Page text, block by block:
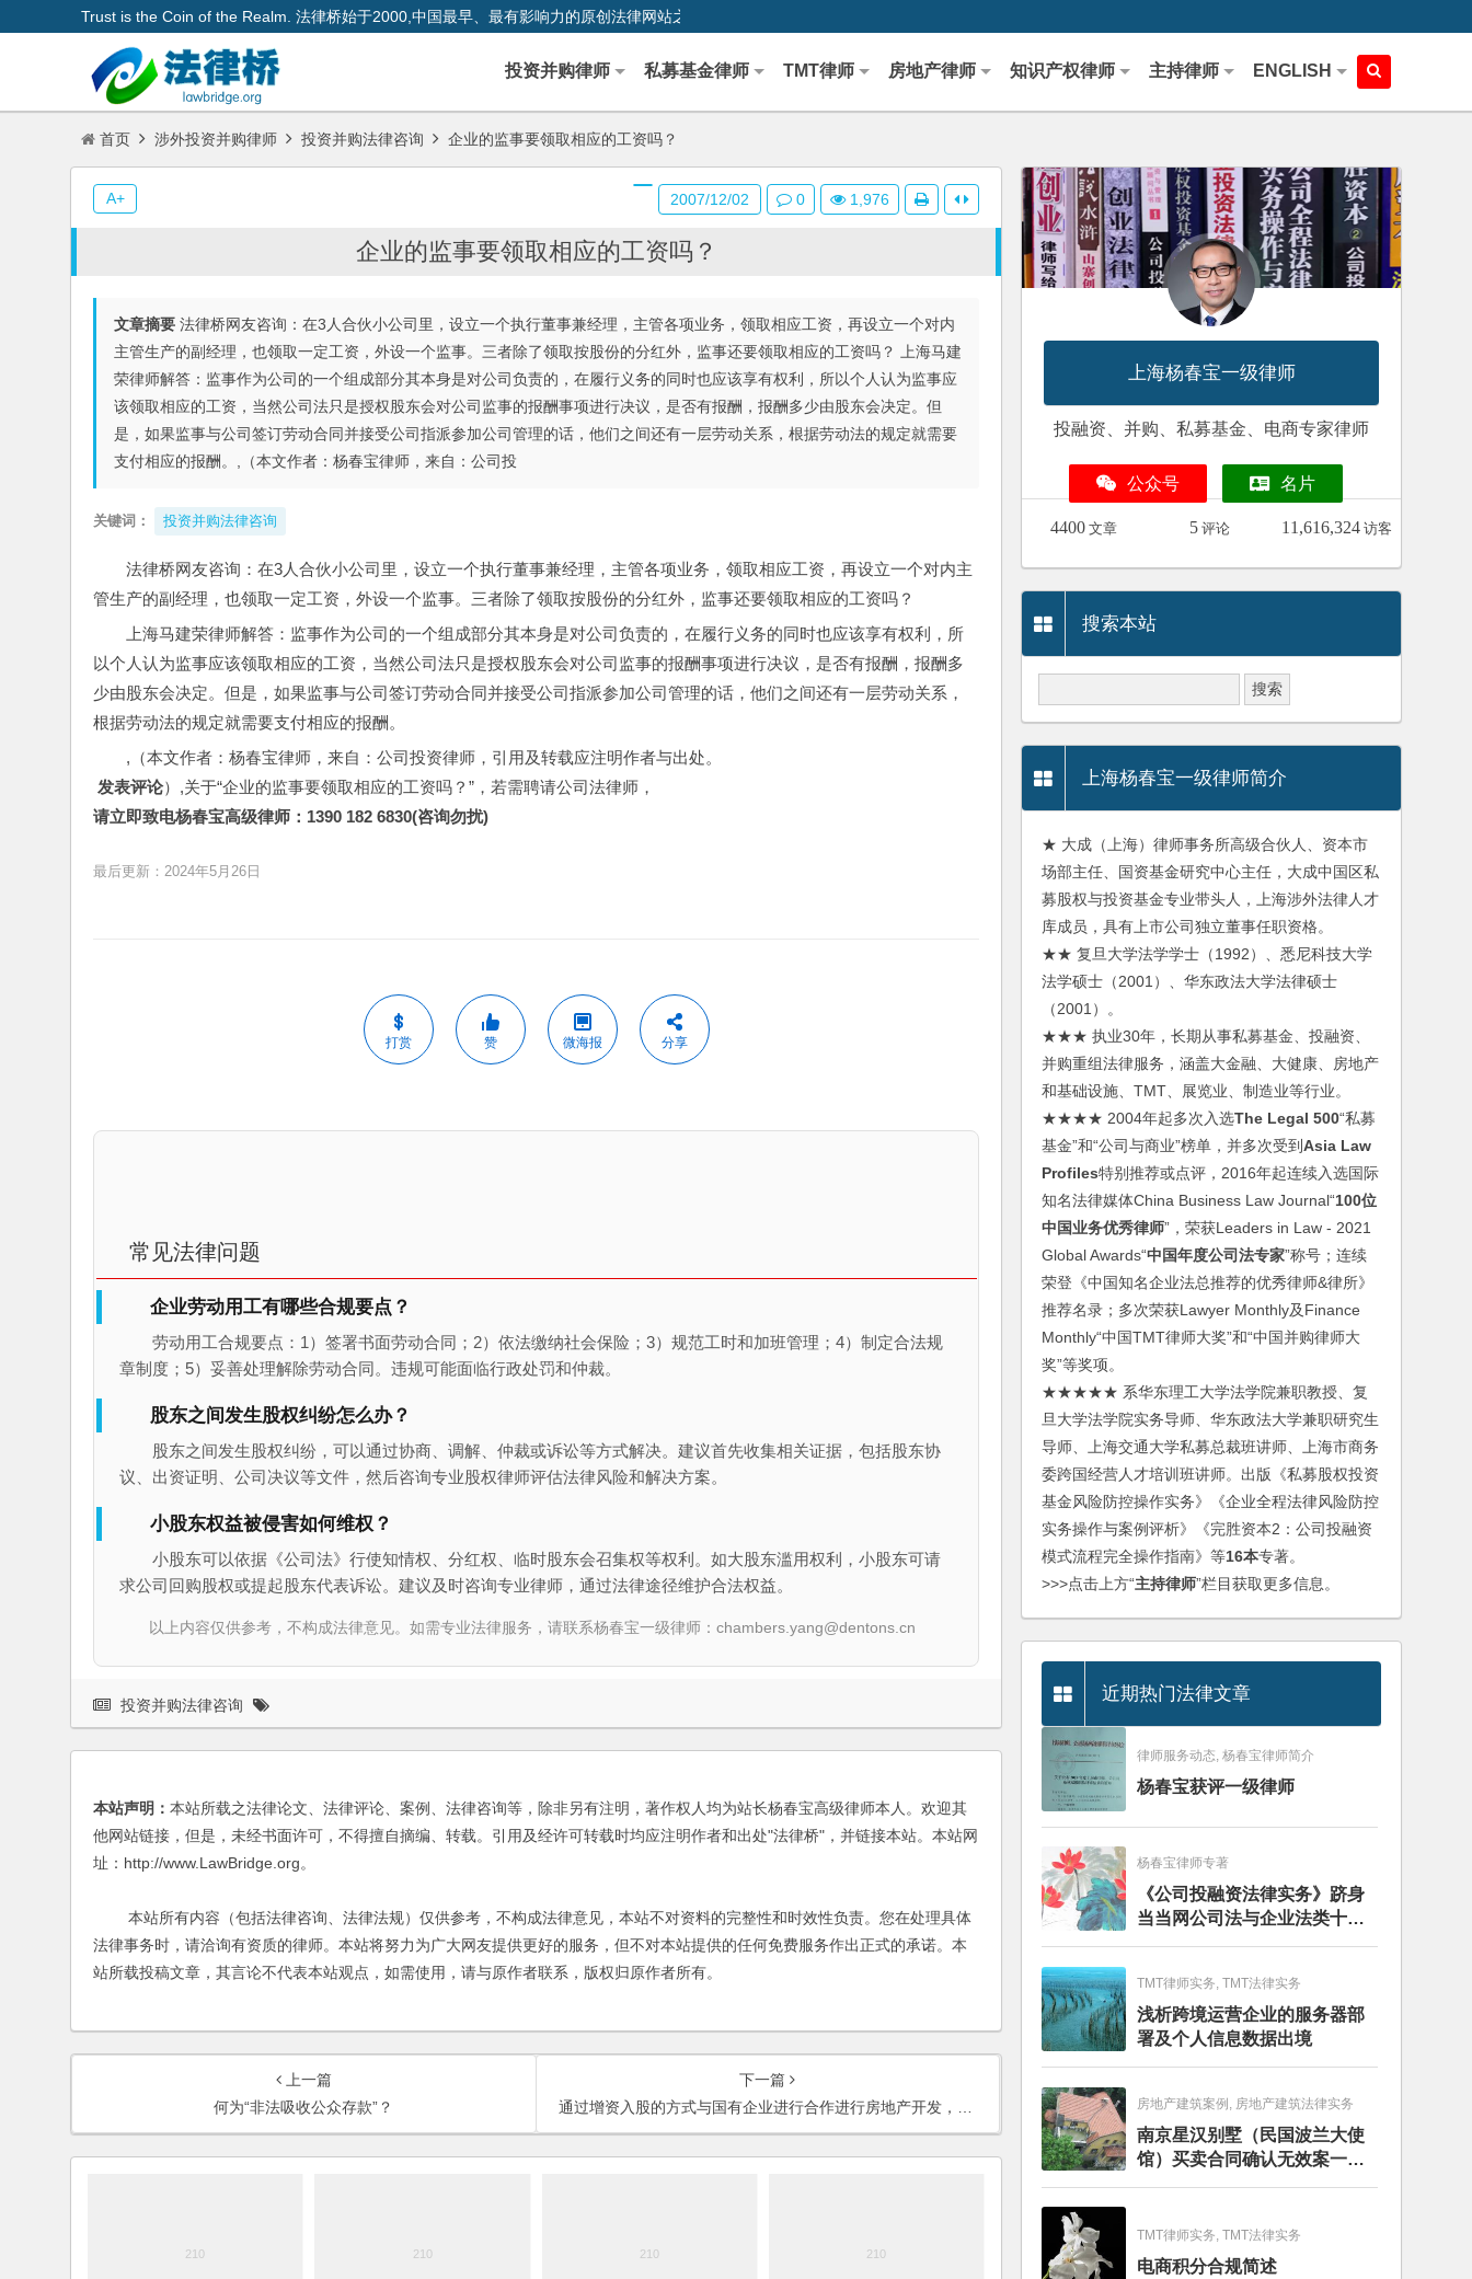
Trust is the Coin of the Realm. 法律桥始于2000,中国最早、最有影响力的原创法律网站之一
投资并购律师 私募基金律师 TMT律师 房地产律师 知识产权律师 主持律师 ENGLISH
首页 涉外投资并购律师 投资并购法律咨询 企业的监事要领取相应的工资吗？
企业的监事要领取相应的工资吗？
文章摘要 法律桥网友咨询：在3人合伙小公司里，设立一个执行董事兼经理，主管各项业务，领取相应工资，再设立一个对内
主管生产的副经理，也领取一定工资，外设一个监事。三者除了领取按股份的分红外，监事还要领取相应的工资吗？ 上海马建
荣律师解答：监事作为公司的一个组成部分其本身是对公司负责的，在履行义务的同时也应该享有权利，所以个人认为监事应
该领取相应的工资，当然公司法只是授权股东会对公司监事的报酬事项进行决议，是否有报酬，报酬多少由股东会决定。但
是，如果监事与公司签订劳动合同并接受公司指派参加公司管理的话，他们之间还有一层劳动关系，根据劳动法的规定就需要
支付相应的报酬。,（本文作者：杨春宝律师，来自：公司投
关键词： 投资并购法律咨询
法律桥网友咨询：在3人合伙小公司里，设立一个执行董事兼经理，主管各项业务，领取相应工资，再设立一个对内主
管生产的副经理，也领取一定工资，外设一个监事。三者除了领取按股份的分红外，监事还要领取相应的工资吗？
上海马建荣律师解答：监事作为公司的一个组成部分其本身是对公司负责的，在履行义务的同时也应该享有权利，所
以个人认为监事应该领取相应的工资，当然公司法只是授权股东会对公司监事的报酬事项进行决议，是否有报酬，报酬多
少由股东会决定。但是，如果监事与公司签订劳动合同并接受公司指派参加公司管理的话，他们之间还有一层劳动关系，
根据劳动法的规定就需要支付相应的报酬。
,（本文作者：杨春宝律师，来自：公司投资律师，引用及转载应注明作者与出处。
发表评论）,关于“企业的监事要领取相应的工资吗？”，若需聘请公司法律师，
请立即致电杨春宝高级律师：1390 182 6830(咨询勿扰)
最后更新：2024年5月26日
打赏 赞 微海报 分享
常见法律问题
企业劳动用工有哪些合规要点？
劳动用工合规要点：1）签署书面劳动合同；2）依法缴纳社会保险；3）规范工时和加班管理；4）制定合法规
章制度；5）妥善处理解除劳动合同。违规可能面临行政处罚和仲裁。
股东之间发生股权纠纷怎么办？
股东之间发生股权纠纷，可以通过协商、调解、仲裁或诉讼等方式解决。建议首先收集相关证据，包括股东协
议、出资证明、公司决议等文件，然后咨询专业股权律师评估法律风险和解决方案。
小股东权益被侵害如何维权？
小股东可以依据《公司法》行使知情权、分红权、临时股东会召集权等权利。如大股东滥用权利，小股东可请
求公司回购股权或提起股东代表诉讼。建议及时咨询专业律师，通过法律途径维护合法权益。
以上内容仅供参考，不构成法律意见。如需专业法律服务，请联系杨春宝一级律师：chambers.yang@dentons.cn
2007/12/02 0 1,976
A+
投资并购法律咨询
本站声明： 本站所载之法律论文、法律评论、案例、法律咨询等，除非另有注明，著作权人均为站长杨春宝高级律师本人。欢迎其
他网站链接，但是，未经书面许可，不得擅自摘编、转载。引用及经许可转载时均应注明作者和出处"法律桥"，并链接本站。本站网
址：http://www.LawBridge.org。
本站所有内容（包括法律咨询、法律法规）仅供参考，不构成法律意见，本站不对资料的完整性和时效性负责。您在处理具体
法律事务时，请洽询有资质的律师。本站将努力为广大网友提供更好的服务，但不对本站提供的任何免费服务作出正式的承诺。本
站所载投稿文章，其言论不代表本站观点，如需使用，请与原作者联系，版权归原作者所有。
上一篇
何为“非法吸收公众存款”？
下一篇
通过增资入股的方式与国有企业进行合作进行房地产开发，可以避免挂牌吗？增资入股需要走哪些程序？
上海杨春宝一级律师
投融资、并购、私募基金、电商专家律师
公众号 名片
4400 文章 5 评论 11,616,324 访客
搜索本站
上海杨春宝一级律师简介
★ 大成（上海）律师事务所高级合伙人、资本市
场部主任、国资基金研究中心主任，大成中国区私
募股权与投资基金专业带头人，上海涉外法律人才
库成员，具有上市公司独立董事任职资格。
★★ 复旦大学法学学士（1992）、悉尼科技大学
法学硕士（2001）、华东政法大学法律硕士
（2001）。
★★★ 执业30年，长期从事私募基金、投融资、
并购重组法律服务，涵盖大金融、大健康、房地产
和基础设施、TMT、展览业、制造业等行业。
★★★★ 2004年起多次入选The Legal 500“私募
基金”和“公司与商业”榜单，并多次受到Asia Law
Profiles特别推荐或点评，2016年起连续入选国际
知名法律媒体China Business Law Journal“100位
中国业务优秀律师”，荣获Leaders in Law - 2021
Global Awards“中国年度公司法专家”称号；连续
荣登《中国知名企业法总推荐的优秀律师&律所》
推荐名录；多次荣获Lawyer Monthly及Finance
Monthly“中国TMT律师大奖”和“中国并购律师大
奖”等奖项。
★★★★★ 系华东理工大学法学院兼职教授、复
旦大学法学院实务导师、华东政法大学兼职研究生
导师、上海交通大学私募总裁班讲师、上海市商务
委跨国经营人才培训班讲师。出版《私募股权投资
基金风险防控操作实务》《企业全程法律风险防控
实务操作与案例评析》《完胜资本2：公司投融资
模式流程完全操作指南》等16本专著。
>>>点击上方“主持律师”栏目获取更多信息。
近期热门法律文章
律师服务动态, 杨春宝律师简介
杨春宝获评一级律师
杨春宝律师专著
《公司投融资法律实务》跻身
当当网公司法与企业法类十大
畅销图书榜
TMT律师实务, TMT法律实务
浅析跨境运营企业的服务器部
署及个人信息数据出境
房地产建筑案例, 房地产建筑法律实务
南京星汉别墅（民国波兰大使
馆）买卖合同确认无效案一审
判决书
TMT律师实务, TMT法律实务
电商积分合规简述